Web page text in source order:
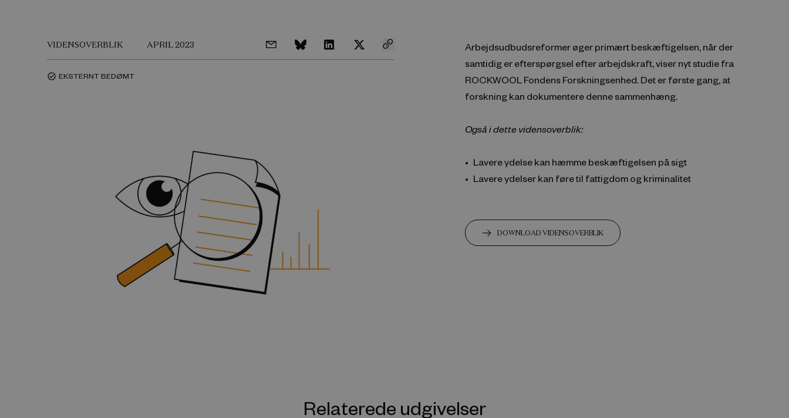
VIDENSOVERBLIK APRIL 2023
task_alt EKSTERNT BEDØMT
Arbejdsudbudsreformer øger primært beskæftigelsen, når der
samtidig er efterspørgsel efter arbejdskraft, viser nyt studie fra
ROCKWOOL Fondens Forskningsenhed. Det er første gang, at
forskning kan dokumentere denne sammenhæng.
Også i dette vidensoverblik:
Lavere ydelse kan hæmme beskæftigelsen på sigt
Lavere ydelser kan føre til fattigdom og kriminalitet
DOWNLOAD VIDENSOVERBLIK
Relaterede udgivelser